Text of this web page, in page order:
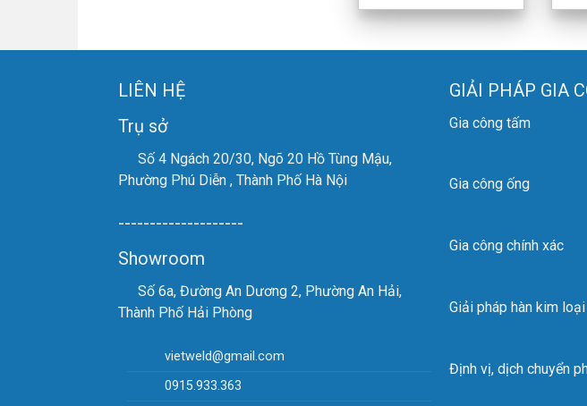
LIÊN HỆ
Trụ sở
Số 4 Ngách 20/30, Ngõ 20 Hồ Tùng Mậu,
Phường Phú Diễn , Thành Phố Hà Nội
--------------------
Showroom
Số 6a, Đường An Dương 2, Phường An Hải,
Thành Phố Hải Phòng
vietweld@gmail.com
0915.933.363
GIẢI PHÁP GIA
Gia công tấm
Gia công ống
Gia công chính xác
Giải pháp hàn kim loại
Định vị, dịch chuyển